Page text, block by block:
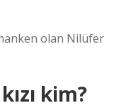
olan Nilüfer
kim?